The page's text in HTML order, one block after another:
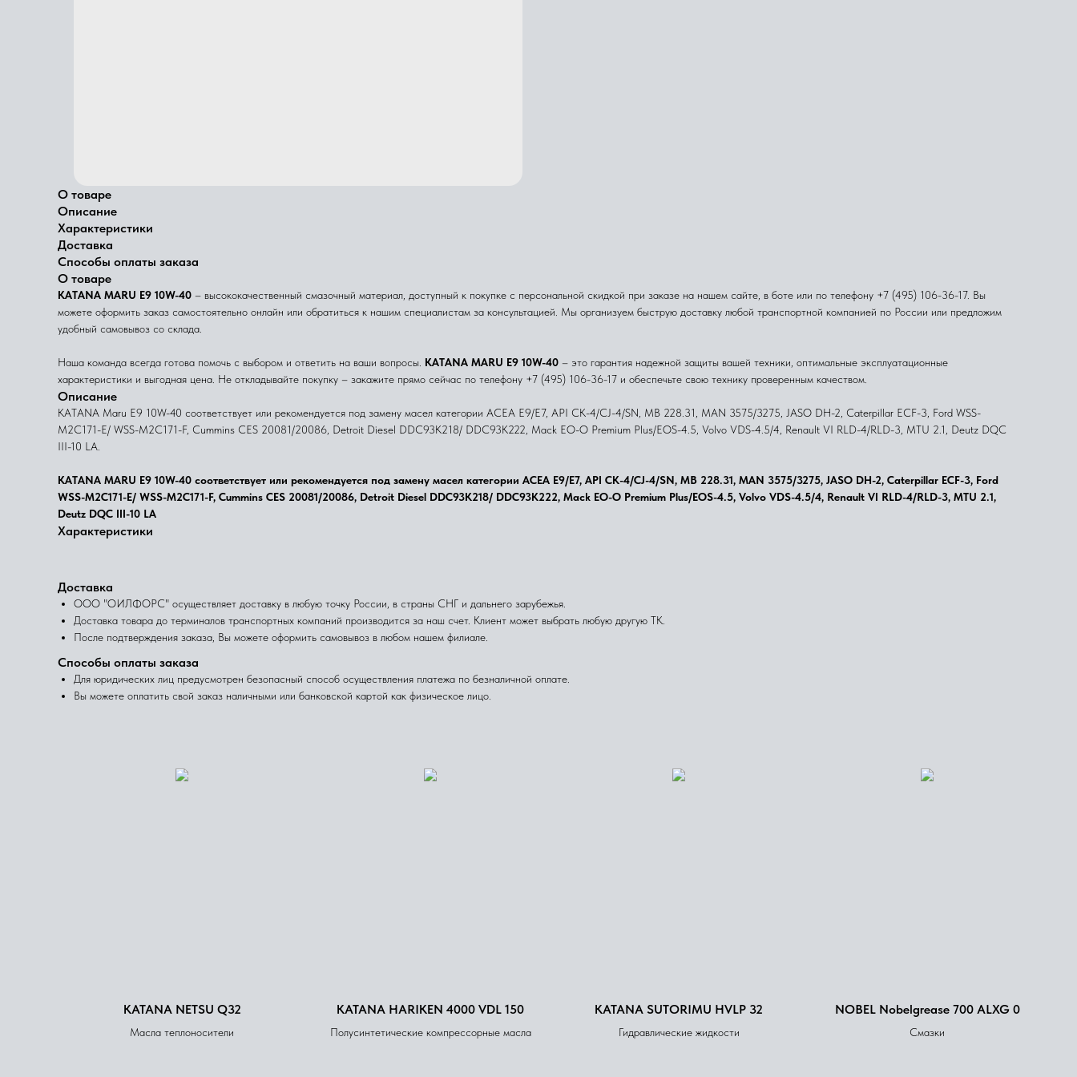
О товаре
Описание
Характеристики
Доставка
Способы оплаты заказа
О товаре
KATANA MARU E9 10W-40 – высококачественный смазочный материал, доступный к покупке с персональной скидкой при заказе на нашем сайте, в боте или по телефону +7 (495) 106-36-17. Вы
можете оформить заказ самостоятельно онлайн или обратиться к нашим специалистам за консультацией. Мы организуем быструю доставку любой транспортной компанией по России или предложим
удобный самовывоз со склада.
Наша команда всегда готова помочь с выбором и ответить на ваши вопросы. KATANA MARU E9 10W-40 – это гарантия надежной защиты вашей техники, оптимальные эксплуатационные
характеристики и выгодная цена. Не откладывайте покупку – закажите прямо сейчас по телефону +7 (495) 106-36-17 и обеспечьте свою технику проверенным качеством.
Описание
KATANA Maru E9 10W-40 соответствует или рекомендуется под замену масел категории ACEA E9/E7, API CK-4/CJ-4/SN, MB 228.31, MAN 3575/3275, JASO DH-2, Caterpillar ECF-3, Ford WSS-
M2C171-E/ WSS-M2C171-F, Cummins CES 20081/20086, Detroit Diesel DDC93K218/ DDC93K222, Mack EO-O Premium Plus/EOS-4.5, Volvo VDS-4.5/4, Renault VI RLD-4/RLD-3, MTU 2.1, Deutz DQC
III-10 LA.
KATANA MARU E9 10W-40 соответствует или рекомендуется под замену масел категории ACEA E9/E7, API CK-4/CJ-4/SN, MB 228.31, MAN 3575/3275, JASO DH-2, Caterpillar ECF-3, Ford
WSS-M2C171-E/ WSS-M2C171-F, Cummins CES 20081/20086, Detroit Diesel DDC93K218/ DDC93K222, Mack EO-O Premium Plus/EOS-4.5, Volvo VDS-4.5/4, Renault VI RLD-4/RLD-3, MTU 2.1,
Deutz DQC III-10 LA
Характеристики
Доставка
ООО "ОИЛФОРС" осуществляет доставку в любую точку России, в страны СНГ и дальнего зарубежья.
Доставка товара до терминалов транспортных компаний производится за наш счет. Клиент может выбрать любую другую ТК.
После подтверждения заказа, Вы можете оформить самовывоз в любом нашем филиале.
Способы оплаты заказа
Для юридических лиц предусмотрен безопасный способ осуществления платежа по безналичной оплате.
Вы можете оплатить свой заказ наличными или банковской картой как физическое лицо.
KATANA NETSU Q32
Масла теплоносители
KATANA HARIKEN 4000 VDL 150
Полусинтетические компрессорные масла
KATANA SUTORIMU HVLP 32
Гидравлические жидкости
NOBEL Nobelgrease 700 ALXG 0
Смазки